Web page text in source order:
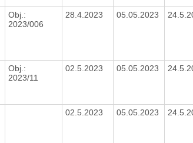
Obj.:
2023/006
28.4.2023 05.05.2023
Obj.:
2023/11
02.5.2023 05.05.2023
02.5.2023 05.05.2023